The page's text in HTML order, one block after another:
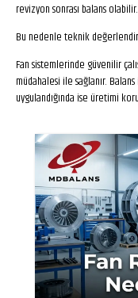
revizyon sonrası balans olabilir.
Bu nedenle teknik
Fan sistemlerinde güvenilir
müdahalesi ile sağlanır.
uygulandığında ise üretimi